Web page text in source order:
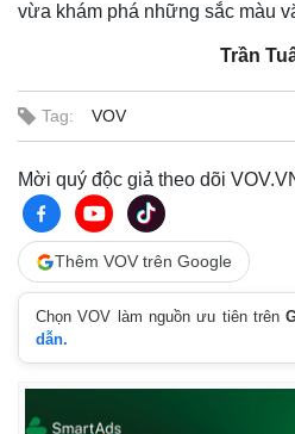
Khởi nghiệp
vừa khám phá những sắc màu
Trần
Tag: VOV
Mời quý độc giả theo dõi
Thêm VOV trên Google
Chọn VOV làm nguồn ưu tiên trên
dẫn.